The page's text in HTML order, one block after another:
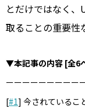
とだけではなく
取ることの重要性
▼本記事の内容 [全6
ーーーーーーーーー
[#1] 今されているこ